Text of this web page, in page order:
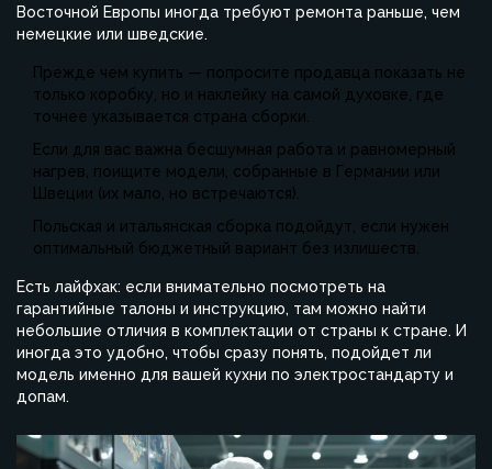
Восточной Европы иногда требуют ремонта раньше, чем
немецкие или шведские.
Прежде чем купить — попросите продавца показать не
только коробку, но и наклейку на самой духовке, где
точнее указывается страна сборки.
Если для вас важна бесшумная работа и равномерный
нагрев, поищите модели, собранные в Германии или
Швеции (их мало, но встречаются).
Польская и итальянская сборка подойдут, если нужен
оптимальный бюджетный вариант без излишеств.
Есть лайфхак: если внимательно посмотреть на
гарантийные талоны и инструкцию, там можно найти
небольшие отличия в комплектации от страны к стране. И
иногда это удобно, чтобы сразу понять, подойдет ли
модель именно для вашей кухни по электростандарту и
допам.